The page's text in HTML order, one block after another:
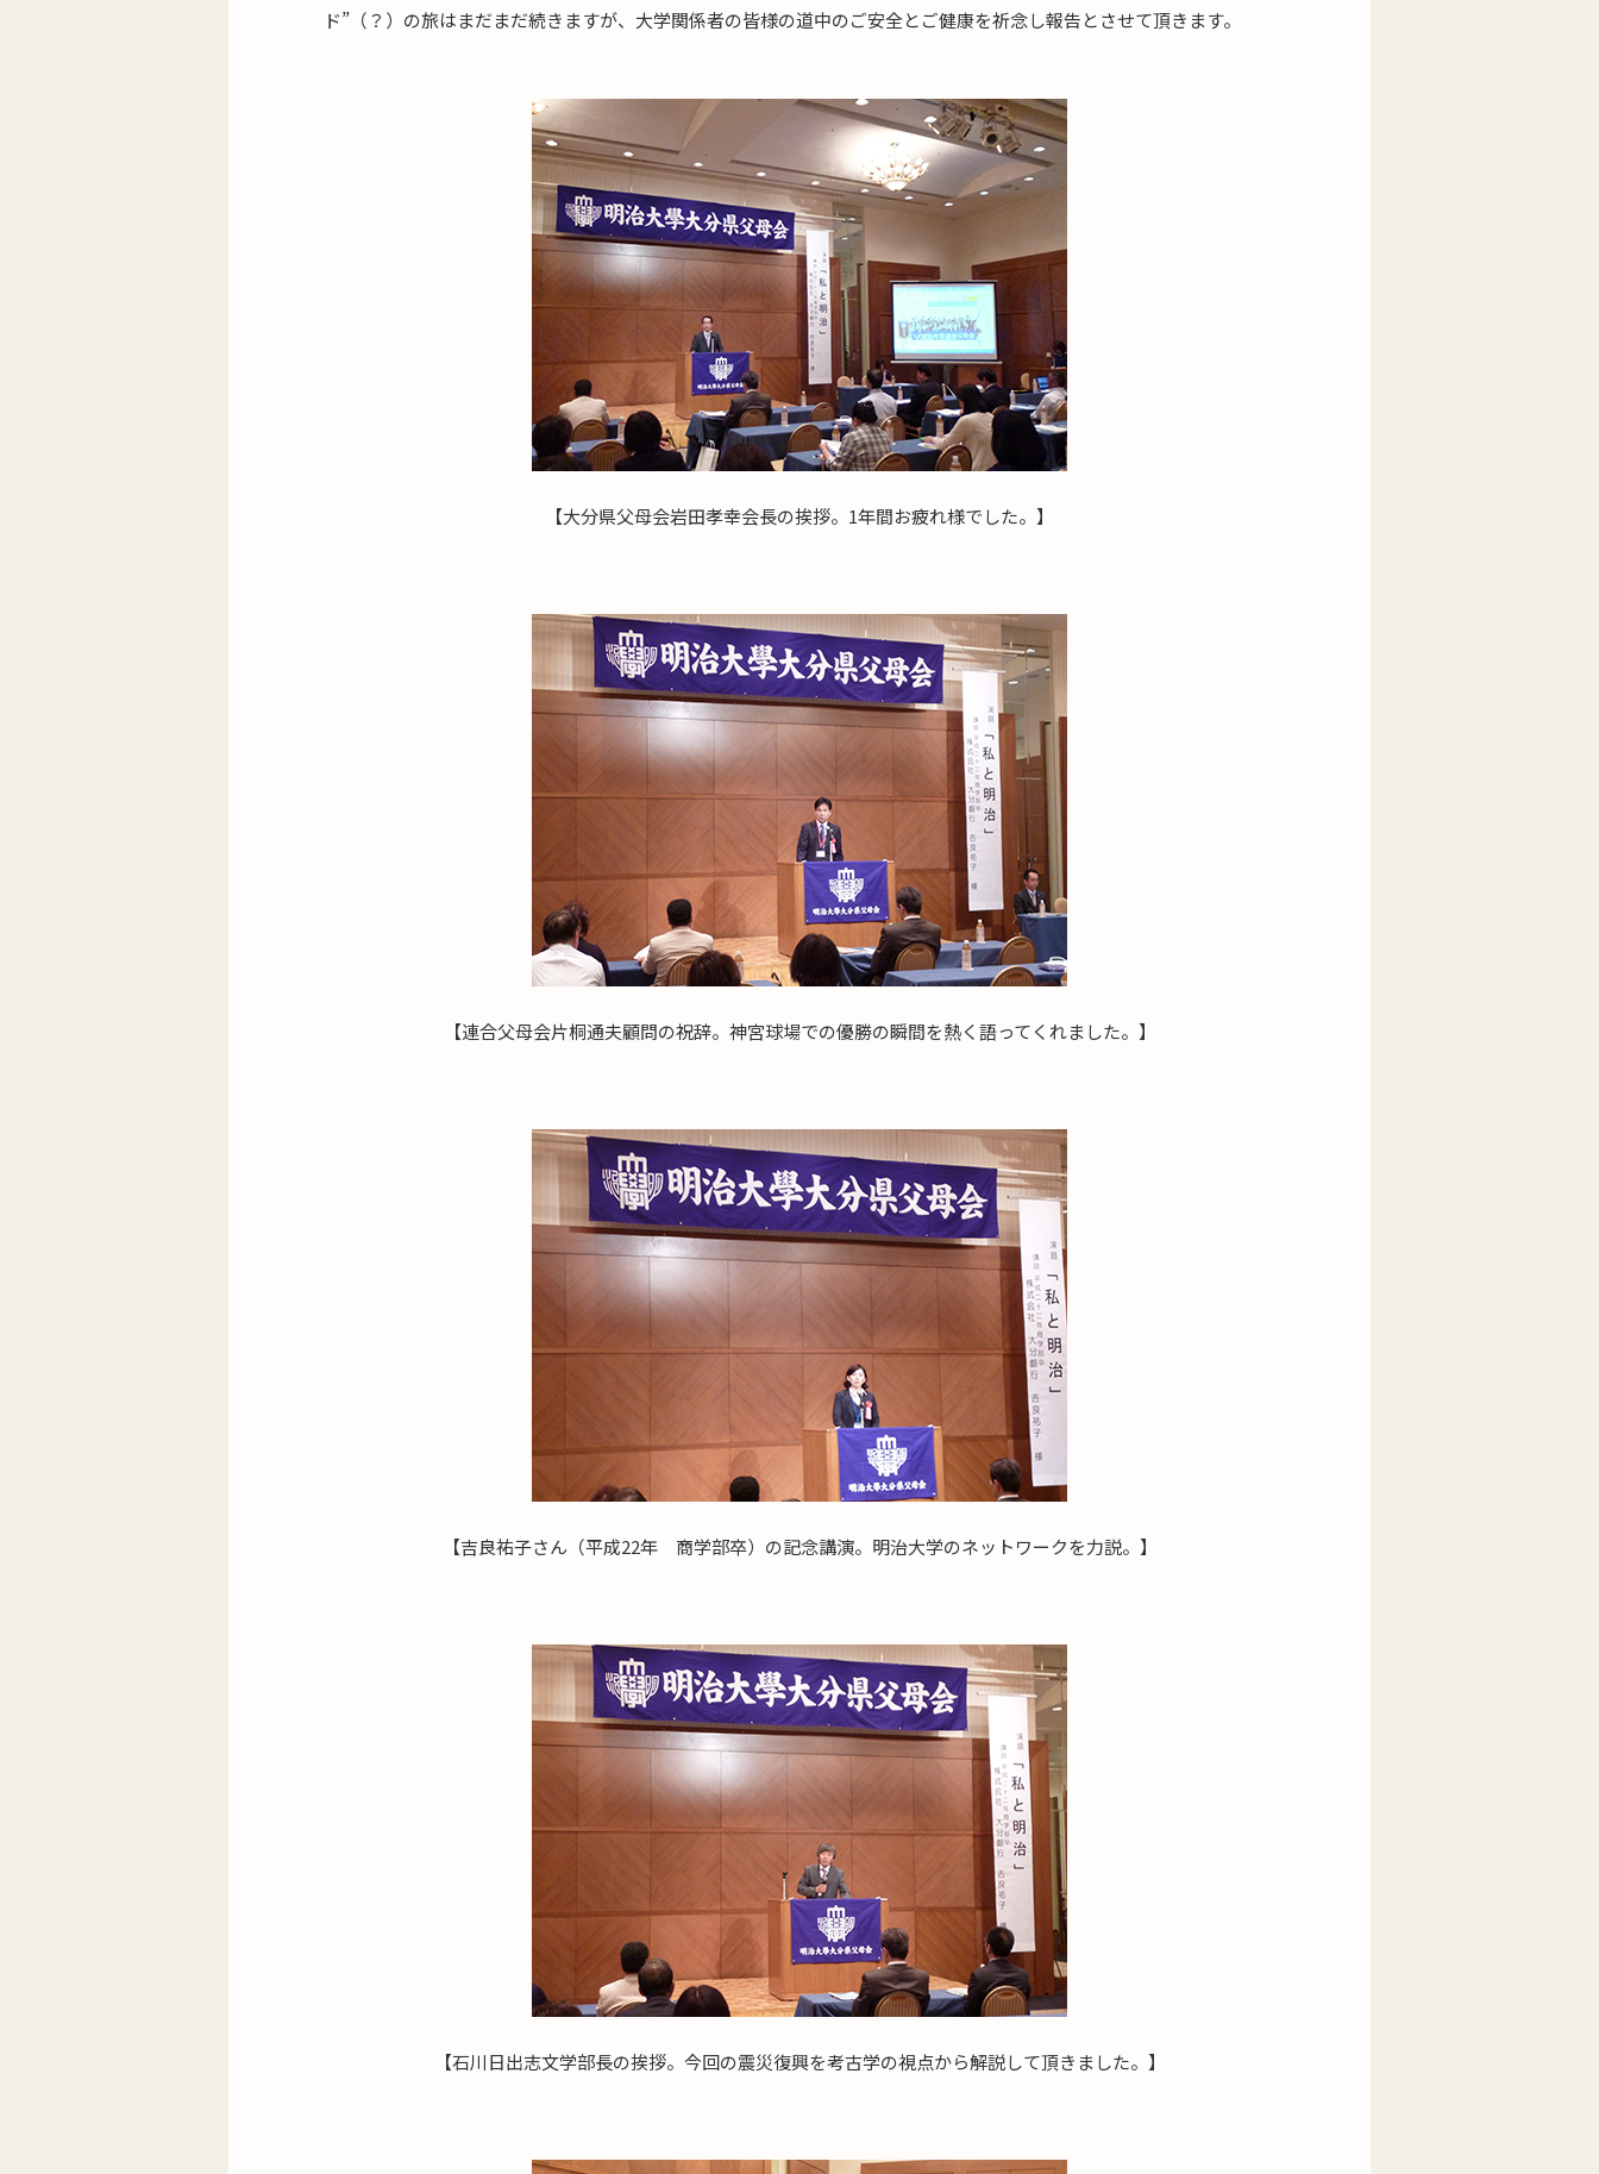
ド”（？）の旅はまだまだ続きますが、大学関係者の皆様の道中のご安全とご健康を祈念し報告とさせて頂きます。
【大分県父母会岩田孝幸会長の挨拶。1年間お疲れ様でした。】
【連合父母会片桐通夫顧問の祝辞。神宮球場での優勝の瞬間を熱く語ってくれました。】
【吉良祐子さん（平成22年 商学部卒）の記念講演。明治大学のネットワークを力説。】
【石川日出志文学部長の挨拶。今回の震災復興を考古学の視点から解説して頂きました。】